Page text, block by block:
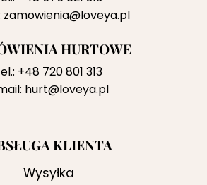
zamowienia@loveya.pl
HURTOWE
+48 720 801 313
hurt@loveya.pl
KLIENTA
Wysyłka